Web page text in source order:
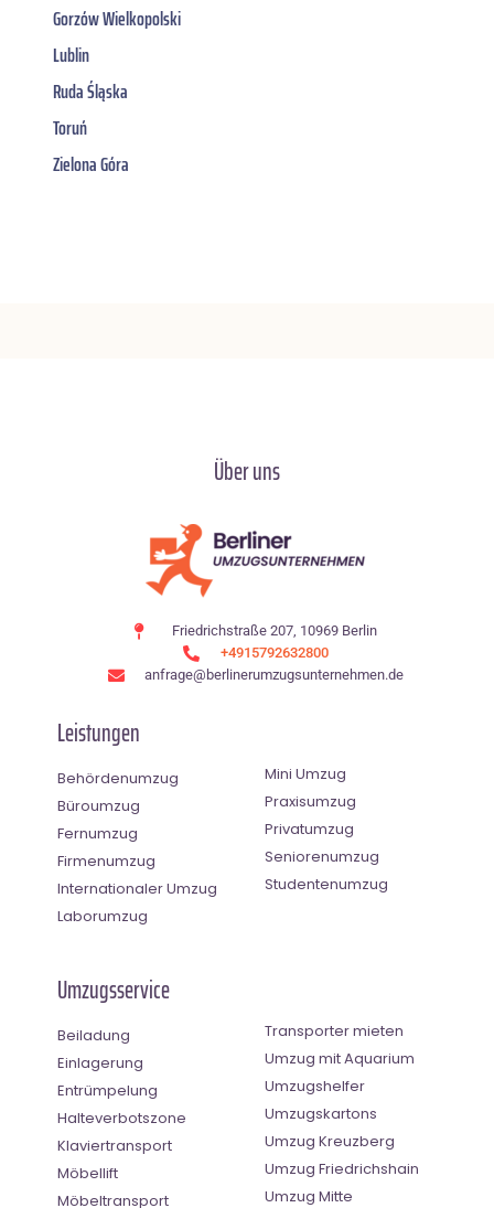
Gorzów Wielkopolski
Lublin
Ruda Śląska
Toruń
Zielona Góra
Über uns
Friedrichstraße 207, 10969 Berlin
+4915792632800
anfrage@berlinerumzugsunternehmen.de
Leistungen
Behördenumzug
Büroumzug
Fernumzug
Firmenumzug
Internationaler Umzug
Laborumzug
Mini Umzug
Praxisumzug
Privatumzug
Seniorenumzug
Studentenumzug
Umzugsservice
Beiladung
Einlagerung
Entrümpelung
Halteverbotszone
Klaviertransport
Möbellift
Möbeltransport
Transporter mieten
Umzug mit Aquarium
Umzugshelfer
Umzugskartons
Umzug Kreuzberg
Umzug Friedrichshain
Umzug Mitte